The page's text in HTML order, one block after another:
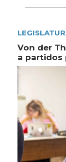
Von der
a partidos